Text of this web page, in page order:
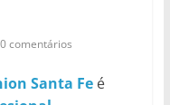
0 comentários
Santa Fe é